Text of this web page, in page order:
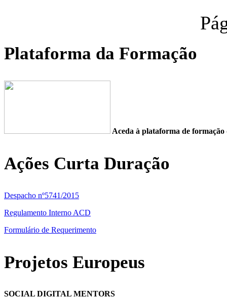
Plataforma da Formação
Aceda à plataforma de
Ações Curta Duração
Despacho nº5741/2015
Regulamento Interno ACD
Formulário de Requerimento
Projetos Europeus
SOCIAL DIGITAL MENTORS